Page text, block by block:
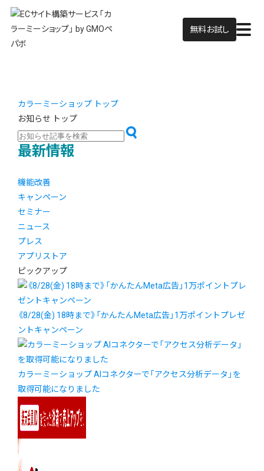
無料お試し
カラーミーショップ トップ
お知らせ トップ
最新情報
機能改善
キャンペーン
セミナー
ニュース
プレス
アプリストア
ピックアップ
《8/28(金) 18時まで》「かんたんMeta広告」1万ポイントプレゼ
ントキャンペーン
カラーミーショップ AIコネクターで「アクセス分析データ」を
取得可能になりました